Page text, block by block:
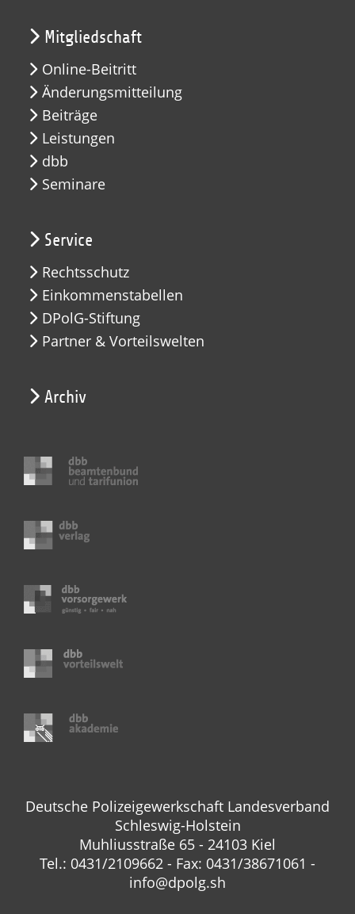
Mitgliedschaft
Online-Beitritt
Änderungsmitteilung
Beiträge
Leistungen
dbb
Seminare
Service
Rechtsschutz
Einkommenstabellen
DPolG-Stiftung
Partner & Vorteilswelten
Archiv
Deutsche Polizeigewerkschaft Landesverband
Schleswig-Holstein
Muhliusstraße 65 - 24103 Kiel
Tel.: 0431/2109662 - Fax: 0431/38671061 -
info@dpolg.sh